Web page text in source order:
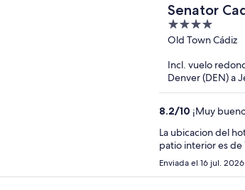
Senator
4
out
5
Old Town Cádiz
Incl. vuelo
Denver (DEN) a
8.2/10 ¡Muy
La ubicacion del
patio interior es
Enviada el 16 jul. 2026